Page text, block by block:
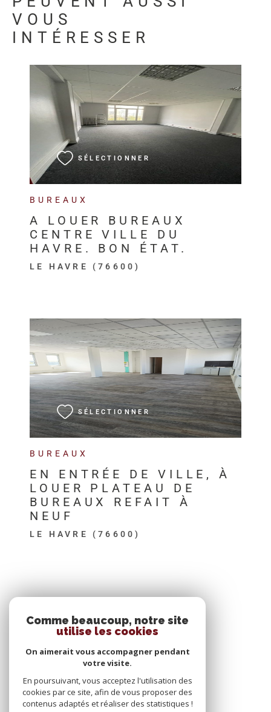
VOUS
INTÉRESSER
BUREAUX
A LOUER BUREAUX
CENTRE VILLE DU
HAVRE. BON ÉTAT.
LE HAVRE (76600)
SÉLECTIONNER
VOIR LE BIEN
BUREAUX
EN ENTRÉE DE VILLE, À
LOUER PLATEAU DE
BUREAUX REFAIT À
NEUF
LE HAVRE (76600)
SÉLECTIONNER
VOIR LE BIEN
Comme beaucoup, notre site
utilise les cookies
On aimerait vous accompagner pendant
votre visite.
En poursuivant, vous acceptez l'utilisation des
cookies par ce site, afin de vous proposer des
contenus adaptés et réaliser des statistiques !